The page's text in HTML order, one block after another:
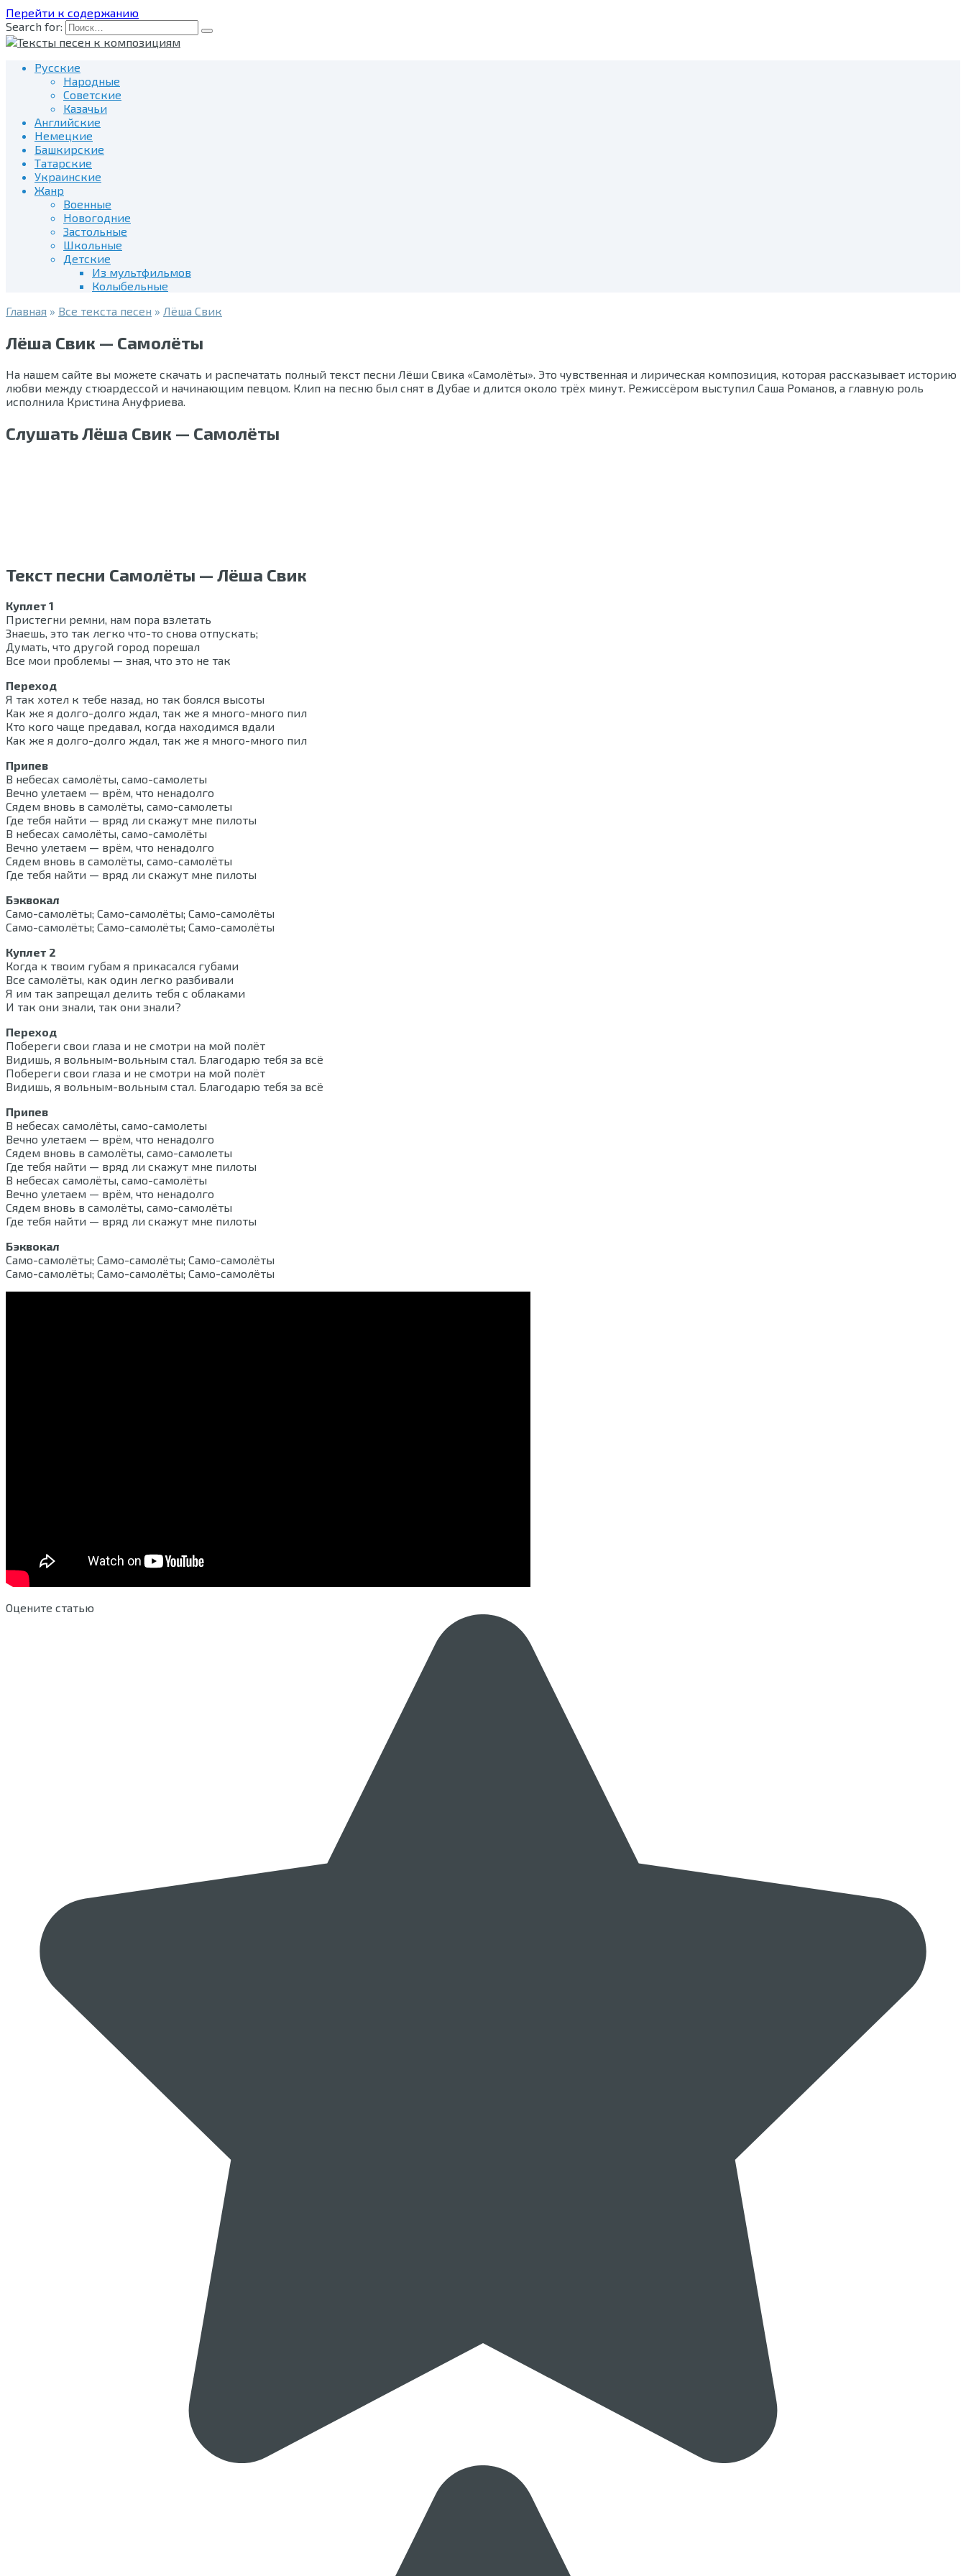
Перейти к содержанию
Search for:
Русские
Народные
Советские
Казачьи
Английские
Немецкие
Башкирские
Татарские
Украинские
Жанр
Военные
Новогодние
Застольные
Школьные
Детские
Из мультфильмов
Колыбельные
Главная » Все текста песен » Лёша Свик
Лёша Свик — Самолёты
На нашем сайте вы можете скачать и распечатать полный текст песни Лёши Свика «Самолёты». Это чувственная и лирическая композиция, которая рассказывает историю
любви между стюардессой и начинающим певцом. Клип на песню был снят в Дубае и длится около трёх минут. Режиссёром выступил Саша Романов, а главную роль
исполнила Кристина Ануфриева.
Слушать Лёша Свик — Самолёты
Текст песни Самолёты — Лёша Свик
Куплет 1
Пристегни ремни, нам пора взлетать
Знаешь, это так легко что-то снова отпускать;
Думать, что другой город порешал
Все мои проблемы — зная, что это не так
Переход
Я так хотел к тебе назад, но так боялся высоты
Как же я долго-долго ждал, так же я много-много пил
Кто кого чаще предавал, когда находимся вдали
Как же я долго-долго ждал, так же я много-много пил
Припев
В небесах самолёты, само-самолеты
Вечно улетаем — врём, что ненадолго
Сядем вновь в самолёты, само-самолеты
Где тебя найти — вряд ли скажут мне пилоты
В небесах самолёты, само-самолёты
Вечно улетаем — врём, что ненадолго
Сядем вновь в самолёты, само-самолёты
Где тебя найти — вряд ли скажут мне пилоты
Бэквокал
Само-самолёты; Само-самолёты; Само-самолёты
Само-самолёты; Само-самолёты; Само-самолёты
Куплет 2
Когда к твоим губам я прикасался губами
Все самолёты, как один легко разбивали
Я им так запрещал делить тебя с облаками
И так они знали, так они знали?
Переход
Побереги свои глаза и не смотри на мой полёт
Видишь, я вольным-вольным стал. Благодарю тебя за всё
Побереги свои глаза и не смотри на мой полёт
Видишь, я вольным-вольным стал. Благодарю тебя за всё
Припев
В небесах самолёты, само-самолеты
Вечно улетаем — врём, что ненадолго
Сядем вновь в самолёты, само-самолеты
Где тебя найти — вряд ли скажут мне пилоты
В небесах самолёты, само-самолёты
Вечно улетаем — врём, что ненадолго
Сядем вновь в самолёты, само-самолёты
Где тебя найти — вряд ли скажут мне пилоты
Бэквокал
Само-самолёты; Само-самолёты; Само-самолёты
Само-самолёты; Само-самолёты; Само-самолёты
Оцените статью